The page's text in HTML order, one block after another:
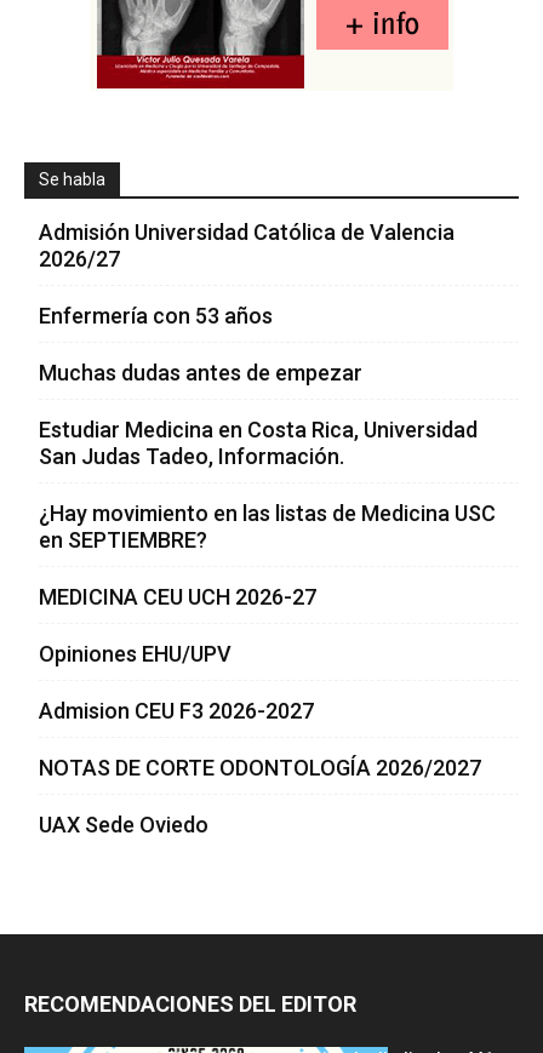
Se habla
Admisión Universidad Católica de Valencia
2026/27
Enfermería con 53 años
Muchas dudas antes de empezar
Estudiar Medicina en Costa Rica, Universidad
San Judas Tadeo, Información.
¿Hay movimiento en las listas de Medicina USC
en SEPTIEMBRE?
MEDICINA CEU UCH 2026-27
Opiniones EHU/UPV
Admision CEU F3 2026-2027
NOTAS DE CORTE ODONTOLOGÍA 2026/2027
UAX Sede Oviedo
RECOMENDACIONES DEL EDITOR